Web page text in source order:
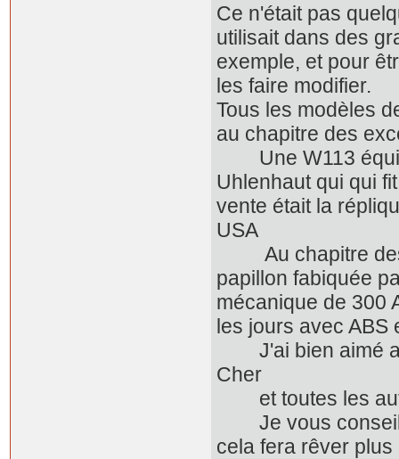
Ce n'était pas
utilisait dans des
exemple, et pour
les faire modifier.
Tous les modèles
au chapitre des
Une W113
Uhlenhaut qui qui
vente était la
USA
Au chapitre des
papillon fabiquée
mécanique de 300
les jours avec ABS
J'ai bien aimé
Cher
et toutes les
Je vous
cela fera rêver